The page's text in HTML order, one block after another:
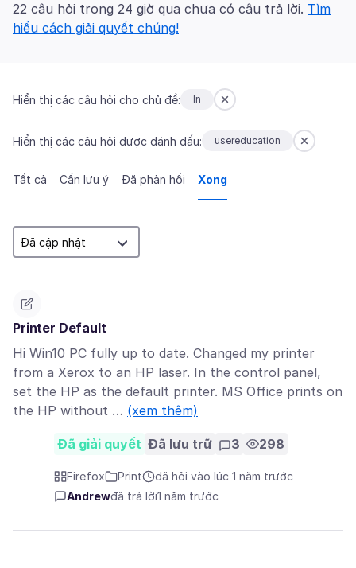
22 câu hỏi trong 24 giờ qua chưa có câu trả lời. Tìm
hiểu cách giải quyết chúng!
Hiển thị các câu hỏi cho chủ đề: In
Hiển thị các câu hỏi được đánh dấu: usereducation
Tất cả Cần lưu ý Đã phản hồi Xong
Printer Default
Hi Win10 PC fully up to date. Changed my printer
from a Xerox to an HP laser. In the control panel,
set the HP as the default printer. MS Office prints on
the HP without … (xem thêm)
Đã giải quyết Đã lưu trữ 3 298
Firefox Print
đã hỏi vào lúc 1 năm trước
Andrewđã trả lời1 năm trước